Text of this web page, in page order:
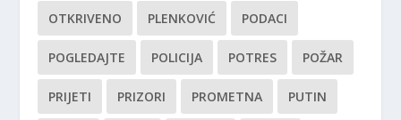
OTKRIVENO PLENKOVIĆ PODACI
POGLEDAJTE POLICIJA POTRES POŽAR
PRIJETI PRIZORI PROMETNA PUTIN